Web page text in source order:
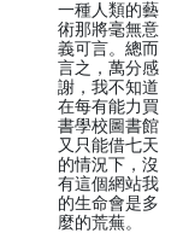
一種人類的藝
術那將毫無意
義可言。總而
言之，萬分感
謝，我不知道
在每有能力買
書學校圖書館
又只能借七天
的情況下，沒
有這個網站我
的生命會是多
麼的荒蕪。